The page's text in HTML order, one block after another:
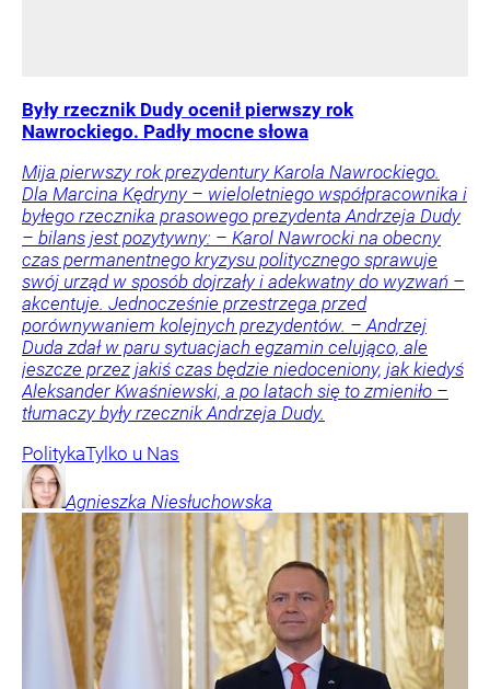
Były rzecznik Dudy ocenił pierwszy rok
Nawrockiego. Padły mocne słowa
Mija pierwszy rok prezydentury Karola Nawrockiego.
Dla Marcina Kędryny – wieloletniego współpracownika i
byłego rzecznika prasowego prezydenta Andrzeja Dudy
– bilans jest pozytywny: – Karol Nawrocki na obecny
czas permanentnego kryzysu politycznego sprawuje
swój urząd w sposób dojrzały i adekwatny do wyzwań –
akcentuje. Jednocześnie przestrzega przed
porównywaniem kolejnych prezydentów. – Andrzej
Duda zdał w paru sytuacjach egzamin celująco, ale
jeszcze przez jakiś czas będzie niedoceniony, jak kiedyś
Aleksander Kwaśniewski, a po latach się to zmieniło –
tłumaczy były rzecznik Andrzeja Dudy.
PolitykaTylko u Nas
Agnieszka Niesłuchowska